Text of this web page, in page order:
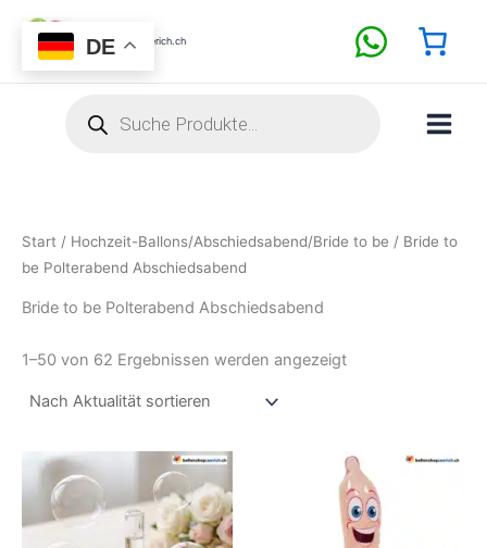
Inhalt
springen
BallonShopZuerich.ch
Start / Hochzeit-Ballons/Abschiedsabend/Bride to be / Bride to
be Polterabend Abschiedsabend
Bride to be Polterabend Abschiedsabend
1–50 von 62 Ergebnissen werden angezeigt
Aktualität
sortiert
DE